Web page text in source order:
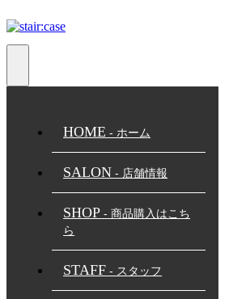
HOME - ホーム
SALON - 店舗情報
SHOP - 商品購入はこち
ら
STAFF - スタッフ